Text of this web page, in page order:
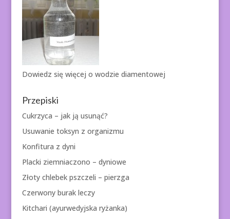
Dowiedz się więcej o wodzie diamentowej
Przepiski
Cukrzyca – jak ją usunąć?
Usuwanie toksyn z organizmu
Konfitura z dyni
Placki ziemniaczono – dyniowe
Złoty chlebek pszczeli – pierzga
Czerwony burak leczy
Kitchari (ayurwedyjska ryżanka)